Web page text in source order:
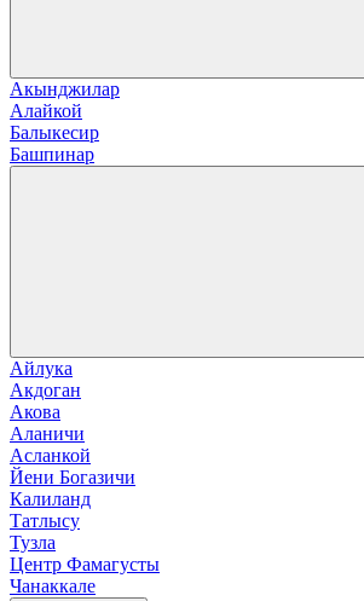
Акынджилар
Алайкой
Балыкесир
Башпинар
Айлука
Акдоган
Акова
Аланичи
Асланкой
Йени Богазичи
Калиланд
Татлысу
Тузла
Центр Фамагусты
Чанаккале